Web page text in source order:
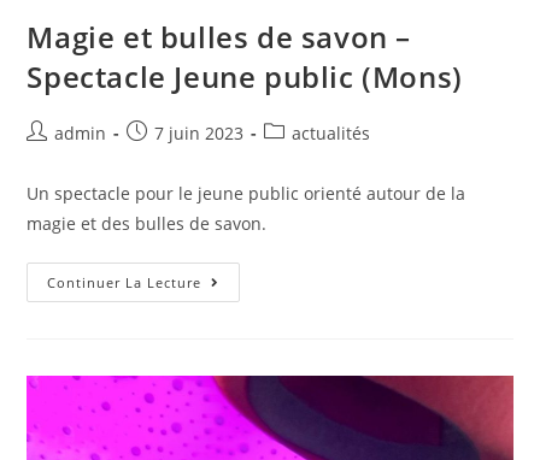
Magie et bulles de savon –
Spectacle Jeune public (Mons)
admin 7 juin 2023 actualités
Un spectacle pour le jeune public orienté autour de la
magie et des bulles de savon.
Continuer La Lecture